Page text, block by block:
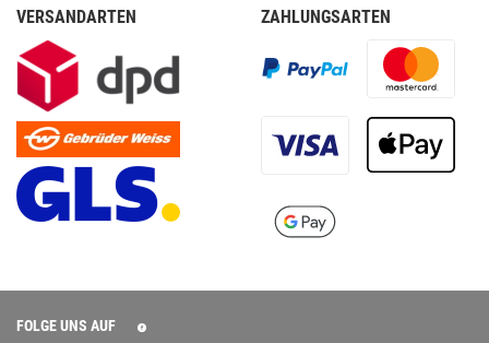
VERSANDARTEN ZAHLUNGSARTEN
FOLGE UNS AUF